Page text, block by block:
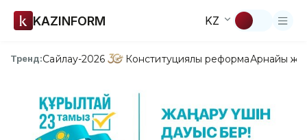
KAZINFORM KZ
Тренд:Сайлау-2026 Конституциялық реформаАрнайы